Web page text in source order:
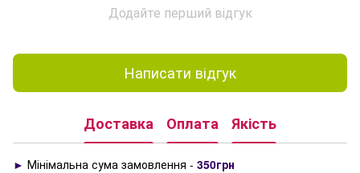
Додайте перший відгук
Написати відгук
Доставка Оплата Якість
► Мінімальна сума замовлення - 350грн